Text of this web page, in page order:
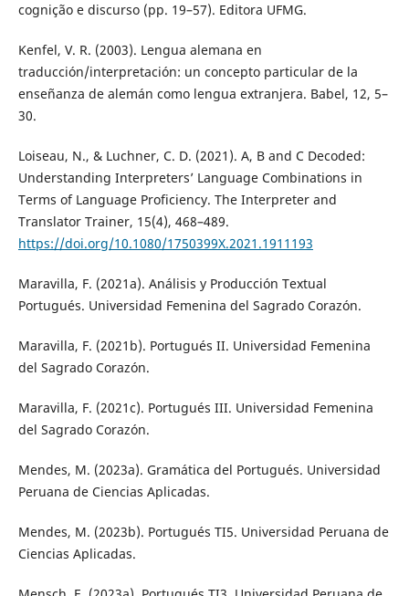
cognição e discurso (pp. 19–57). Editora UFMG.
Kenfel, V. R. (2003). Lengua alemana en
traducción/interpretación: un concepto particular de la
enseñanza de alemán como lengua extranjera. Babel, 12, 5–
30.
Loiseau, N., & Luchner, C. D. (2021). A, B and C Decoded:
Understanding Interpreters’ Language Combinations in
Terms of Language Proficiency. The Interpreter and
Translator Trainer, 15(4), 468–489.
https://doi.org/10.1080/1750399X.2021.1911193
Maravilla, F. (2021a). Análisis y Producción Textual
Portugués. Universidad Femenina del Sagrado Corazón.
Maravilla, F. (2021b). Portugués II. Universidad Femenina
del Sagrado Corazón.
Maravilla, F. (2021c). Portugués III. Universidad Femenina
del Sagrado Corazón.
Mendes, M. (2023a). Gramática del Portugués. Universidad
Peruana de Ciencias Aplicadas.
Mendes, M. (2023b). Portugués TI5. Universidad Peruana de
Ciencias Aplicadas.